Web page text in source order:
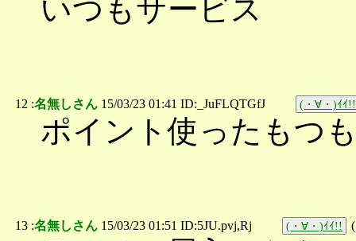
いつもサービス
12 :名無しさん 15/03/23 01:41 ID:_JuFLQTGfJ (・∀・)ｲｲ!!
ポイント使ったもつ
13 :名無しさん 15/03/23 01:51 ID:5JU.pvj,Rj (・∀・)ｲｲ!! (